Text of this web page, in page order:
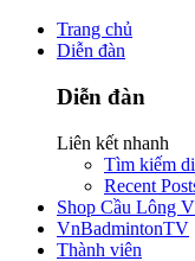
Trang chủ
Diễn đàn
Diễn đàn
Liên kết nhanh
Tìm kiếm
Recent
Shop Cầu Lông
VnBadmintonTV
Thành viên